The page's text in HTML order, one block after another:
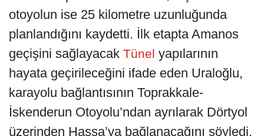
otoyolun ise 25 kilometre uzunluğunda
planlandığını kaydetti. İlk etapta Amanos
geçişini sağlayacak Tünel yapılarının
hayata geçirileceğini ifade eden Uraloğlu,
karayolu bağlantısının Toprakkale-
İskenderun Otoyolu’ndan ayrılarak Dörtyol
üzerinden Hassa’ya bağlanacağını söyledi.